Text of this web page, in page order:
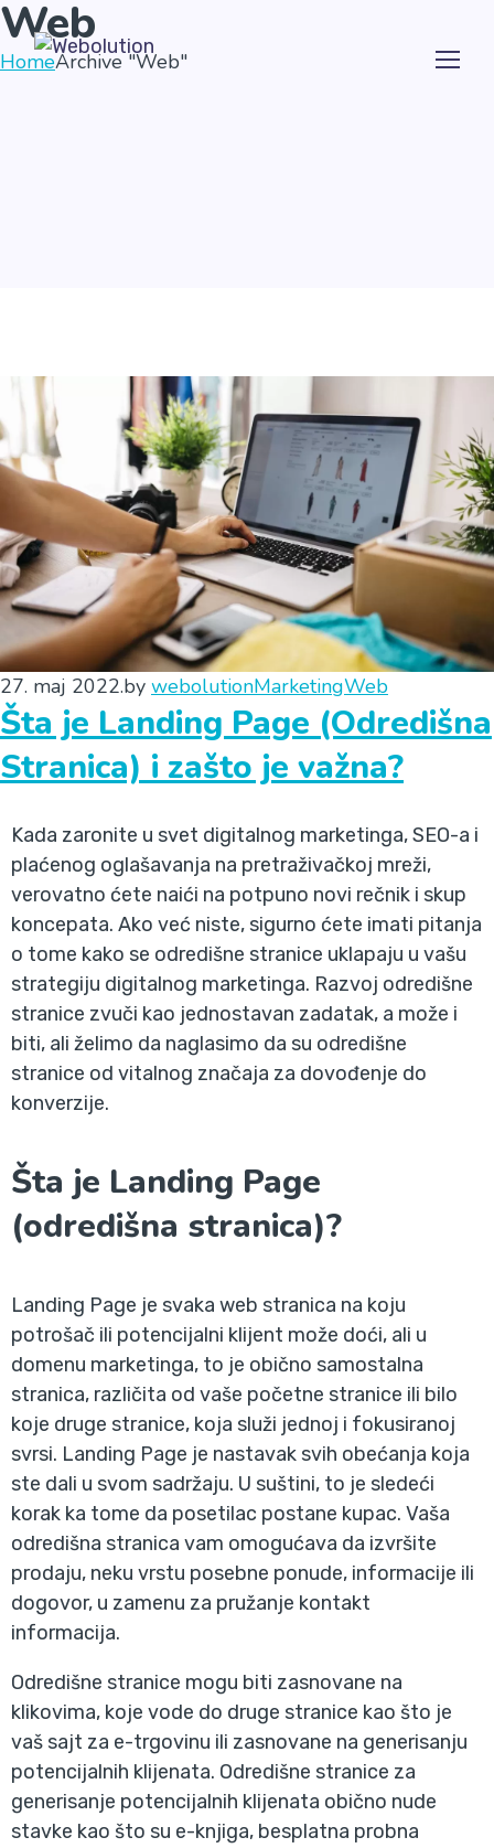
Web
HomeArchive "Web"
27. maj 2022.by webolutionMarketingWeb
Šta je Landing Page (Odredišna
Stranica) i zašto je važna?
Kada zaronite u svet digitalnog marketinga, SEO-a i
plaćenog oglašavanja na pretraživačkoj mreži,
verovatno ćete naići na potpuno novi rečnik i skup
koncepata. Ako već niste, sigurno ćete imati pitanja
o tome kako se odredišne stranice uklapaju u vašu
strategiju digitalnog marketinga. Razvoj odredišne
stranice zvuči kao jednostavan zadatak, a može i
biti, ali želimo da naglasimo da su odredišne
stranice od vitalnog značaja za dovođenje do
konverzije.
Šta je Landing Page
(odredišna stranica)?
Landing Page je svaka web stranica na koju
potrošač ili potencijalni klijent može doći, ali u
domenu marketinga, to je obično samostalna
stranica, različita od vaše početne stranice ili bilo
koje druge stranice, koja služi jednoj i fokusiranoj
svrsi. Landing Page je nastavak svih obećanja koja
ste dali u svom sadržaju. U suštini, to je sledeći
korak ka tome da posetilac postane kupac. Vaša
odredišna stranica vam omogućava da izvršite
prodaju, neku vrstu posebne ponude, informacije ili
dogovor, u zamenu za pružanje kontakt
informacija.
Odredišne stranice mogu biti zasnovane na
klikovima, koje vode do druge stranice kao što je
vaš sajt za e-trgovinu ili zasnovane na generisanju
potencijalnih klijenata. Odredišne stranice za
generisanje potencijalnih klijenata obično nude
stavke kao što su e-knjiga, besplatna probna